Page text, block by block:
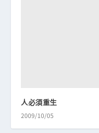
人必須重生
2009/10/05